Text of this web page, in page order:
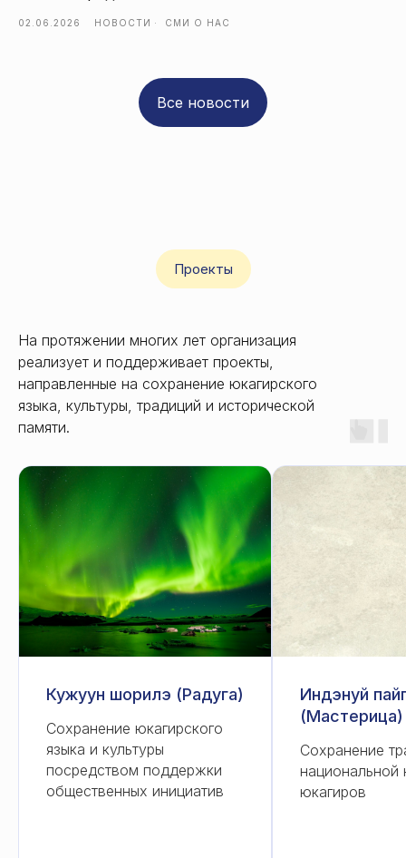
02.06.2026 НОВОСТИ СМИ О НАС
Все новости
Проекты
На протяжении многих лет организация
реализует и поддерживает проекты,
направленные на сохранение юкагирского
языка, культуры, традиций и исторической
памяти.
Кужуун шорилэ (Радуга)
Сохранение юкагирского
языка и культуры
посредством поддержки
общественных инициатив
Индэнуй
(Мастерица)
Сохранение
национальной
юкагиров